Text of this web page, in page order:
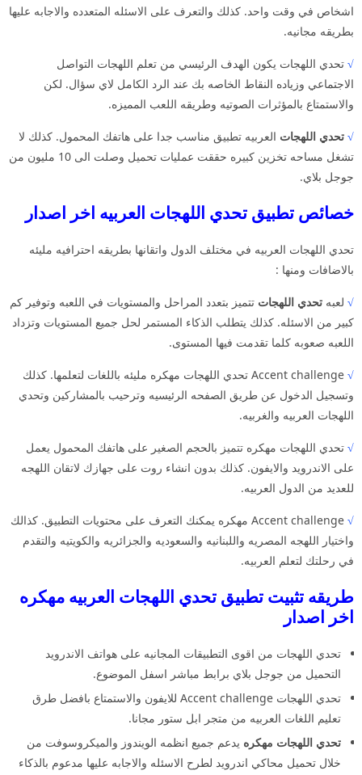
اشخاص في وقت واحد. كذلك والتعرف على الاسئله المتعدده والاجابه عليها
بطريقه مجانيه.
√ تحدي اللهجات يكون الهدف الرئيسي من تعلم اللهجات التواصل
الاجتماعي وزياده النقاط الخاصه بك عند الرد الكامل لاي سؤال. لكن
والاستمتاع بالمؤثرات الصوتيه وطريقه اللعب المميزه.
√ تحدي اللهجات العربيه تطبيق مناسب جدا على هاتفك المحمول. كذلك لا
تشغل مساحه تخزين كبيره حققت عمليات تحميل وصلت الى 10 مليون من
جوجل بلاي.
خصائص تطبيق تحدي اللهجات العربيه اخر اصدار
تحدي اللهجات العربيه في مختلف الدول واتقانها بطريقه احترافيه مليئه
بالاضافات ومنها :
√ لعبه تحدي اللهجات تتميز بتعدد المراحل والمستويات في اللعبه وتوفير كم
كبير من الاسئله. كذلك يتطلب الذكاء المستمر لحل جميع المستويات وتزداد
اللعبه صعوبه كلما تقدمت فيها المستوى.
√
Accent challenge تحدي اللهجات مهكره مليئه باللغات لتعلمها. كذلك
وتسجيل الدخول عن طريق الصفحه الرئيسيه وترحيب بالمشاركين وتحدي
اللهجات العربيه والغربيه.
√ تحدي اللهجات مهكره تتميز بالحجم الصغير على هاتفك المحمول يعمل
على الاندرويد والايفون. كذلك بدون انشاء روت على جهازك لاتقان اللهجه
للعديد من الدول العربيه.
√
Accent challenge مهكره يمكنك التعرف على محتويات التطبيق. كذالك
واختيار اللهجه المصريه واللبنانيه والسعوديه والجزائريه والكويتيه والتقدم
في رحلتك لتعلم العربيه.
طريقه تثبيت تطبيق تحدي اللهجات العربيه مهكره
اخر اصدار
تحدي اللهجات من اقوى التطبيقات المجانيه على هواتف الاندرويد
التحميل من جوجل بلاي برابط مباشر اسفل الموضوع.
تحدي اللهجات Accent challenge للايفون والاستمتاع بافضل طرق
تعليم اللغات العربيه من متجر ابل ستور مجانا.
تحدي اللهجات مهكره يدعم جميع انظمه الويندوز والميكروسوفت من
خلال تحميل محاكي اندرويد لطرح الاسئله والاجابه عليها مدعوم بالذكاء